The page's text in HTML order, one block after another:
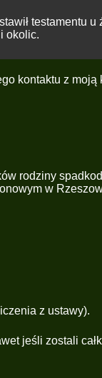
testamentu
okolic.
kontaktu z
rodziny
w
z ustawy).
jeśli zostali